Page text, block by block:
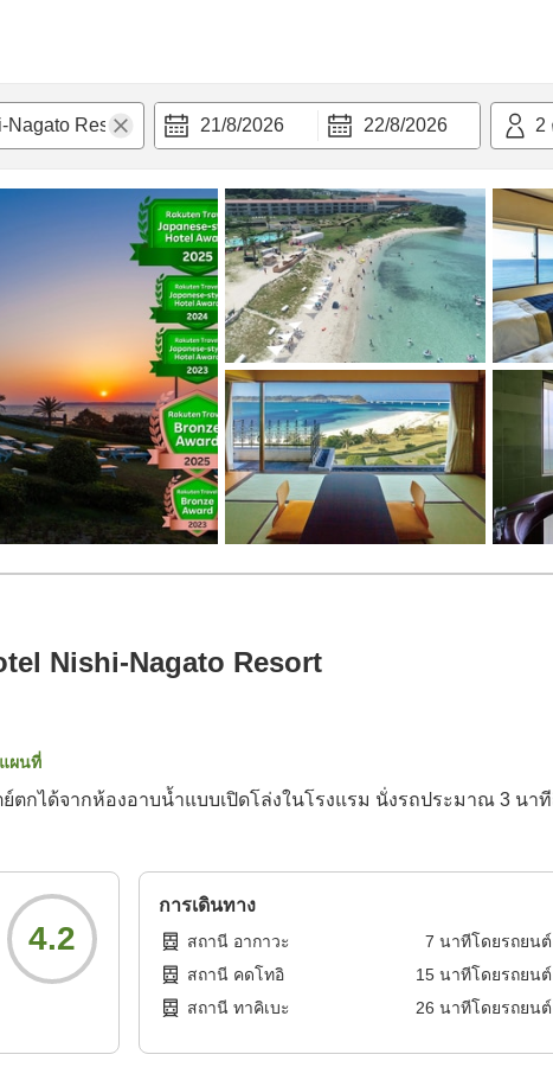
21/8/2026 22/8/2026 2
ความสะดวก
Nishi-Nagato Resort
ผนที่
ตกได้จากห้องอาบน้ำแบบเปิดโล่งในโรงแรม นั่งรถประมาณ 3 น
4.2
การเดินทาง
สถานี อากาวะ 7 นาทีโดยรถยนต์
สถานี คดโทอิ
15นาทีโดยรถยนต์
สถานี ทาคิเบะ
26 นาทีโดยรถยนต์